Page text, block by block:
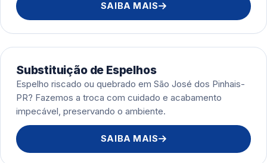
SAIBA MAIS
Substituição de Espelhos
Espelho riscado ou quebrado em São José dos Pinhais-
PR? Fazemos a troca com cuidado e acabamento
impecável, preservando o ambiente.
SAIBA MAIS